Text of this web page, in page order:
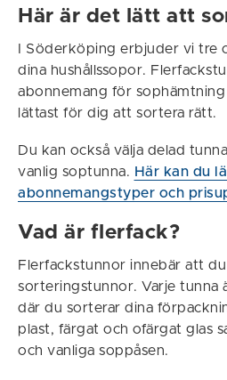
Här är det lätt att
I Söderköping erbjuder vi tre
dina hushållssopor.
abonnemang för
lättast för dig att sortera rätt.
Du kan också välja delad
vanlig soptunna. Här kan du
abonnemangstyper och
Vad är flerfack?
Flerfackstunnor innebär att
sorteringstunnor. Varje tunna
där du sorterar dina
plast, färgat och ofärgat glas
och vanliga soppåsen.